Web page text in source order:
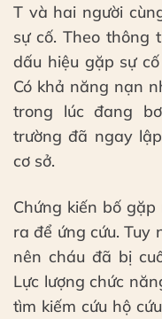
T và hai người
sự cố. Theo thông
dấu hiệu gặp sự
Có khả năng nạn
trong lúc đang
trường đã ngay
cơ sở.
Chứng kiến bố
ra để ứng cứu. Tuy
nên cháu đã bị
Lực lượng chức
tìm kiếm cứu hộ